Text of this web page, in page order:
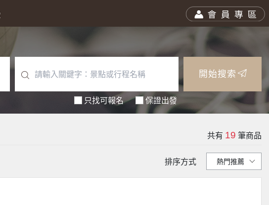
只找可報名 保證出發
開始搜索
共有 19 筆商品
排序方式